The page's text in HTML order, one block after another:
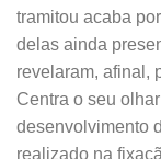
tramitou acaba
delas ainda
revelaram, afinal,
Centra o seu
desenvolvimento
realizado na